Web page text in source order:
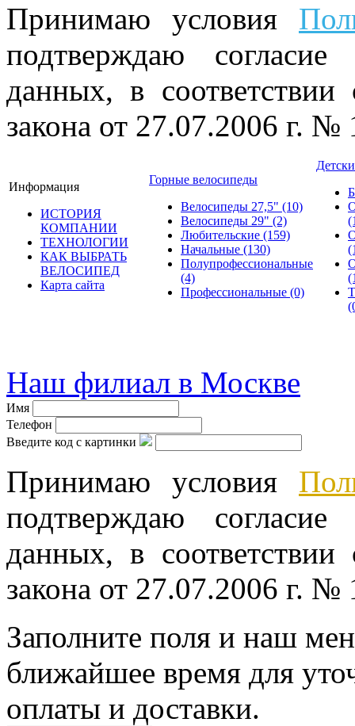
Принимаю условия
подтверждаю
данных, в
закона от 27.07.2006 г.
Информация
ИСТОРИЯ
КОМПАНИИ
ТЕХНОЛОГИИ
КАК ВЫБРАТЬ
ВЕЛОСИПЕД
Карта сайта
Горные велосипеды
Велосипеды 27,5" (10)
Велосипеды 29" (2)
Любительские (159)
Начальные (130)
Полупрофессиональные
(4)
Профессиональные (0)
Наш филиал в Москве
Имя
Телефон
Введите код с картинки
Принимаю условия
подтверждаю
данных, в
закона от 27.07.2006 г.
Заполните поля и наш
ближайшее время для
оплаты и доставки.